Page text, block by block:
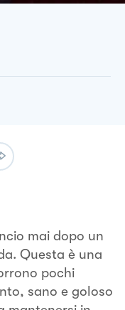
mai dopo un
Questa è una
pochi
sano e goloso